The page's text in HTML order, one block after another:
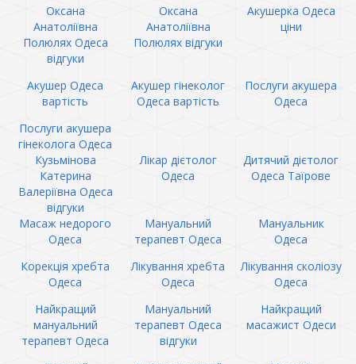
Оксана
Анатоліївна
Полюлях Одеса
відгуки
Оксана
Анатоліївна
Полюлях відгуки
Акушерка Одеса
ціни
Акушер Одеса
вартість
Акушер гінеколог
Одеса вартість
Послуги акушера
Одеса
Послуги акушера
гінеколога Одеса
Кузьмінова
Катерина
Валеріївна Одеса
відгуки
Лікар дієтолог
Одеса
Дитячий дієтолог
Одеса Таїрове
Масаж недорого
Одеса
Мануальний
терапевт Одеса
Мануальник
Одеса
Корекція хребта
Одеса
Лікування хребта
Одеса
Лікування сколіозу
Одеса
Найкращий
мануальний
терапевт Одеса
Мануальний
терапевт Одеса
відгуки
Найкращий
масажист Одеси